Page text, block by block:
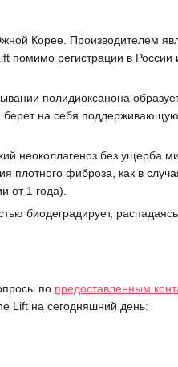
Корее. Производителем
помимо регистрации в
полидиоксанона
берет на себя
неоколлагеноз без ущерба
плотного фиброза, как в
от 1 года).
биодеградирует,
по предоставленным
Lift на сегодняшний день: